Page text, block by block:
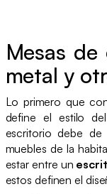
Mesas
metal y
Lo primero que
define el estilo
escritorio debe
muebles de la
estar entre un
estos definen el